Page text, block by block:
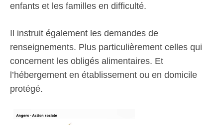
enfants et les familles en difficulté.
Il instruit également les demandes de
renseignements. Plus particulièrement celles qui
concernent les obligés alimentaires. Et
l’hébergement en établissement ou en domicile
protégé.